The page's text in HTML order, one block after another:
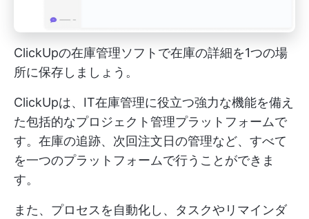
ClickUpの在庫管理ソフトで在庫の詳細を1つの場
所に保存しましょう。
ClickUpは、IT在庫管理に役立つ強力な機能を備え
た包括的なプロジェクト管理プラットフォームで
す。在庫の追跡、次回注文日の管理など、すべて
を一つのプラットフォームで行うことができま
す。
また、プロセスを自動化し、タスクやリマインダ